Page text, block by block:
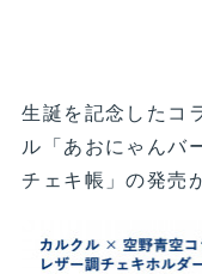
生誕を記念したコ
ル「あおにゃんバ
チェキ帳」の発売